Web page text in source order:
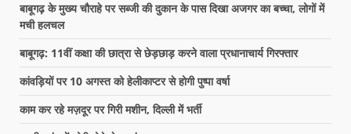
बाबूगढ़ के मुख्य चौराहे पर सब्जी की दुकान के पास दिखा अजगर का बच्चा, लोगों में
मची हलचल
बाबूगढ़: 11वीं कक्षा की छात्रा से छेड़छाड़ करने वाला प्रधानाचार्य गिरफ्तार
कांवड़ियों पर 10 अगस्त को हेलीकाप्टर से होगी पुष्पा वर्षा
काम कर रहे मज़दूर पर गिरी मशीन, दिल्ली में भर्ती